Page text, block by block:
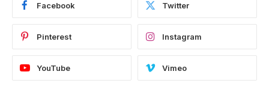
Facebook Twitter
Pinterest Instagram
YouTube Vimeo